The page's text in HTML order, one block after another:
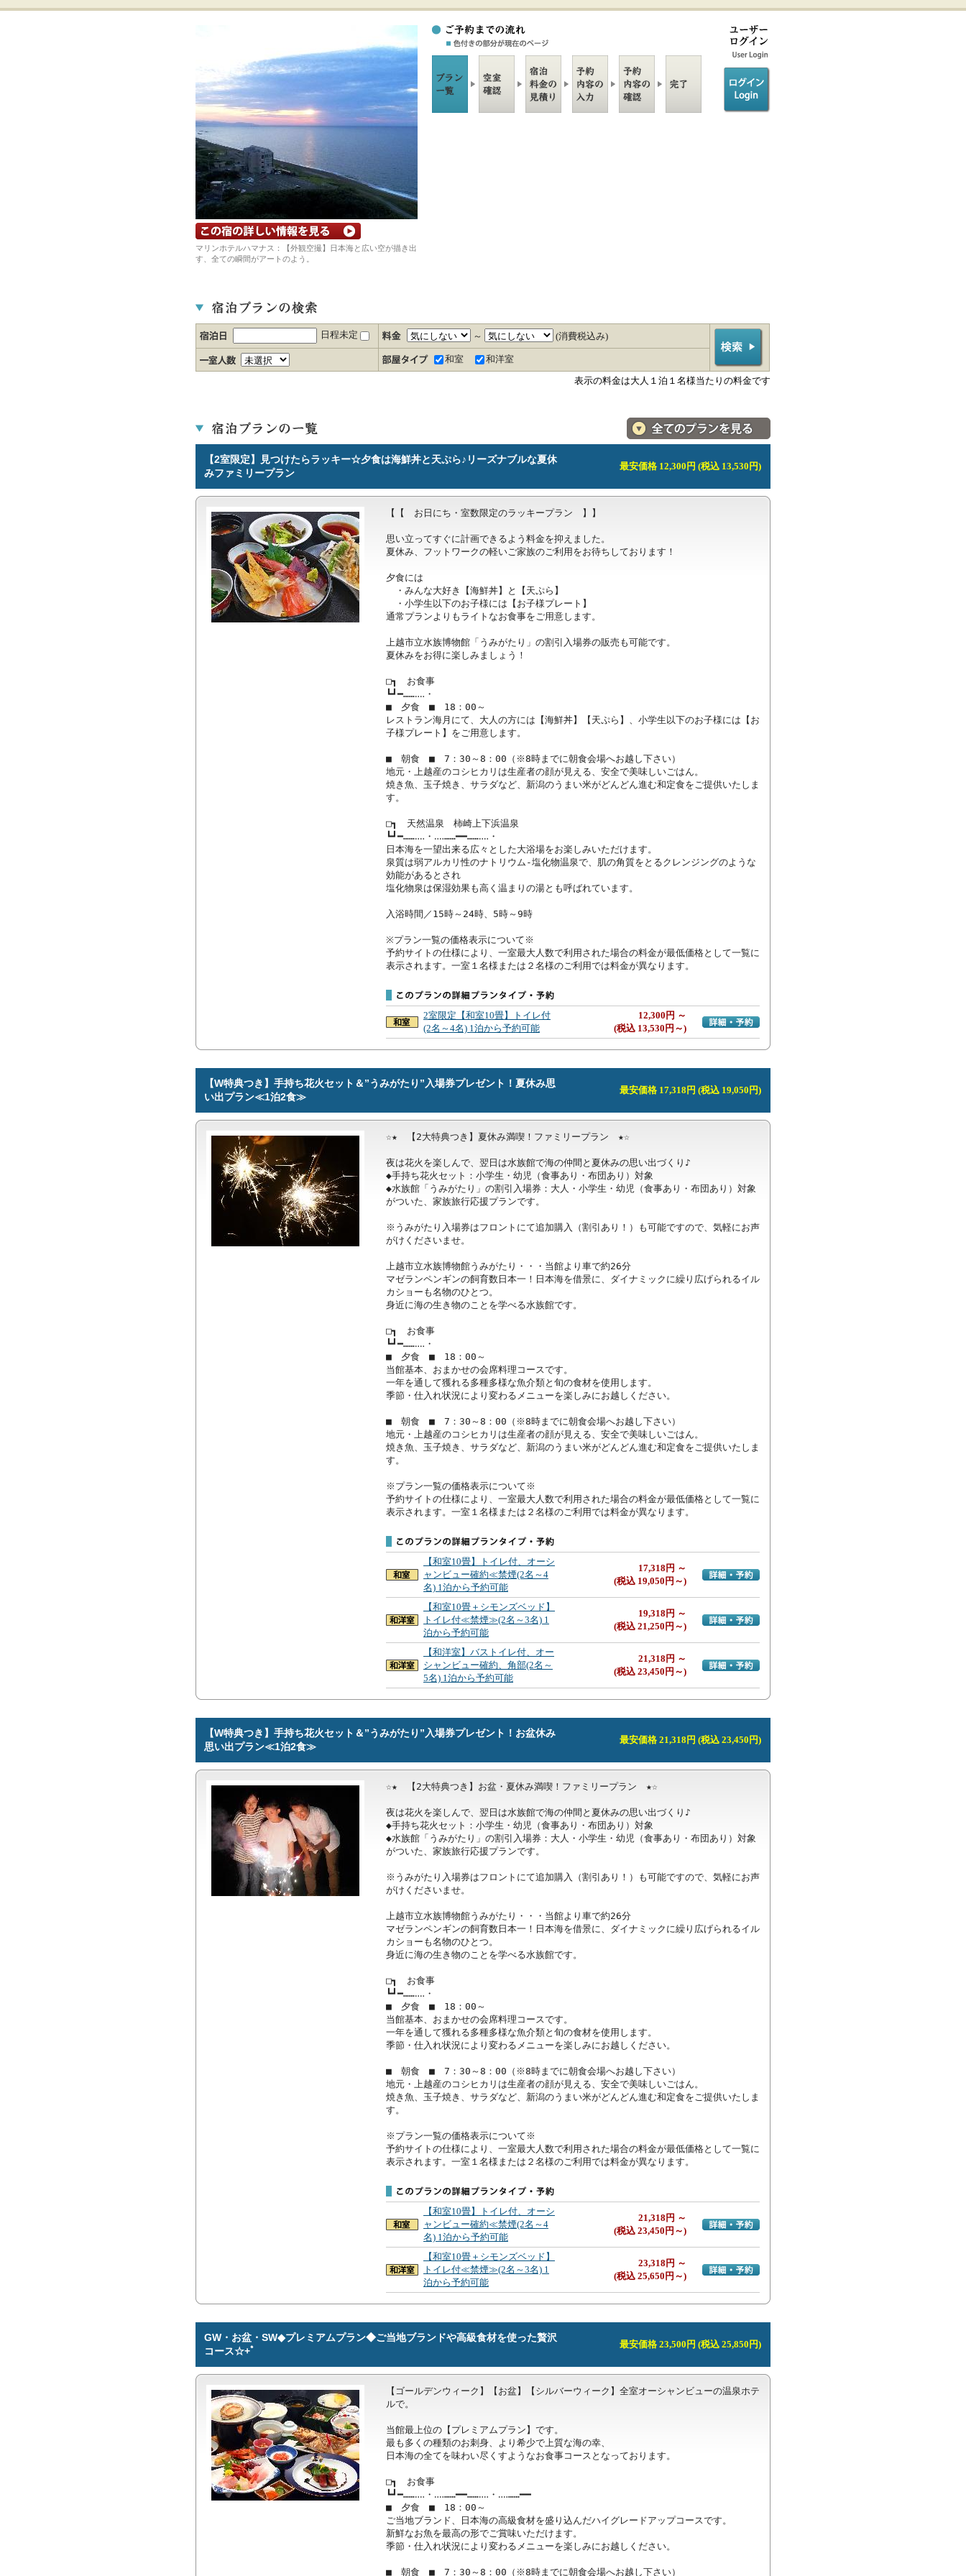
宿の詳細ホームページを見る
マリンホテルハマナス：【外観空撮】日本海と広い空が描き出
す、全ての瞬間がアートのよう。
日程未定 ～ (消費税込み)
和室
和洋室
表示の料金は大人１泊１名様当たりの料金です
料金・宿泊プラン一覧へ
【2室限定】見つけたらラッキー☆夕食は海鮮丼と天ぷら♪リーズナブルな夏休
みファミリープラン
最安価格 12,300円 (税込 13,530円)
【【　お日にち・室数限定のラッキープラン　】】
思い立ってすぐに計画できるよう料金を抑えました。
夏休み、フットワークの軽いご家族のご利用をお待ちしております！
夕食には
・みんな大好き【海鮮丼】と【天ぷら】
・小学生以下のお子様には【お子様プレート】
通常プランよりもライトなお食事をご用意します。
上越市立水族博物館「うみがたり」の割引入場券の販売も可能です。
夏休みをお得に楽しみましょう！
□┓　お食事
┗┛━……‥‥・
■　夕食　■　18：00～
レストラン海月にて、大人の方には【海鮮丼】【天ぷら】、小学生以下のお子様には【お
子様プレート】をご用意します。
■　朝食　■　7：30～8：00（※8時までに朝食会場へお越し下さい）
地元・上越産のコシヒカリは生産者の顔が見える、安全で美味しいごはん。
焼き魚、玉子焼き、サラダなど、新潟のうまい米がどんどん進む和定食をご提供いたしま
す。
□┓　天然温泉　柿崎上下浜温泉
┗┛━……‥‥・‥‥……━━……‥‥・
日本海を一望出来る広々とした大浴場をお楽しみいただけます。
泉質は弱アルカリ性のナトリウム-塩化物温泉で、肌の角質をとるクレンジングのような
効能があるとされ
塩化物泉は保湿効果も高く温まりの湯とも呼ばれています。
入浴時間／15時～24時、5時～9時
※プラン一覧の価格表示について※
予約サイトの仕様により、一室最大人数で利用された場合の料金が最低価格として一覧に
表示されます。一室１名様または２名様のご利用では料金が異なります。
2室限定【和室10畳】トイレ付
(2名～4名) 1泊から予約可能
12,300円 ～
(税込 13,530円～)
詳細・予約へ
【W特典つき】手持ち花火セット＆”うみがたり”入場券プレゼント！夏休み思
い出プラン≪1泊2食≫
最安価格 17,318円 (税込 19,050円)
☆★　【2大特典つき】夏休み満喫！ファミリープラン　★☆
夜は花火を楽しんで、翌日は水族館で海の仲間と夏休みの思い出づくり♪
◆手持ち花火セット：小学生・幼児（食事あり・布団あり）対象
◆水族館「うみがたり」の割引入場券：大人・小学生・幼児（食事あり・布団あり）対象
がついた、家族旅行応援プランです。
※うみがたり入場券はフロントにて追加購入（割引あり！）も可能ですので、気軽にお声
がけくださいませ。
上越市立水族博物館うみがたり・・・当館より車で約26分
マゼランペンギンの飼育数日本一！日本海を借景に、ダイナミックに繰り広げられるイル
カショーも名物のひとつ。
身近に海の生き物のことを学べる水族館です。
□┓　お食事
┗┛━……‥‥・
■　夕食　■　18：00～
当館基本、おまかせの会席料理コースです。
一年を通して獲れる多種多様な魚介類と旬の食材を使用します。
季節・仕入れ状況により変わるメニューを楽しみにお越しください。
■　朝食　■　7：30～8：00（※8時までに朝食会場へお越し下さい）
地元・上越産のコシヒカリは生産者の顔が見える、安全で美味しいごはん。
焼き魚、玉子焼き、サラダなど、新潟のうまい米がどんどん進む和定食をご提供いたしま
す。
※プラン一覧の価格表示について※
予約サイトの仕様により、一室最大人数で利用された場合の料金が最低価格として一覧に
表示されます。一室１名様または２名様のご利用では料金が異なります。
【和室10畳】トイレ付、オーシ
ャンビュー確約≪禁煙(2名～4
名) 1泊から予約可能
17,318円 ～
(税込 19,050円～)
詳細・予約へ
【和室10畳＋シモンズベッド】
トイレ付≪禁煙≫(2名～3名) 1
泊から予約可能
19,318円 ～
(税込 21,250円～)
詳細・予約へ
【和洋室】バストイレ付、オー
シャンビュー確約、角部(2名～
5名) 1泊から予約可能
21,318円 ～
(税込 23,450円～)
詳細・予約へ
【W特典つき】手持ち花火セット＆”うみがたり”入場券プレゼント！お盆休み
思い出プラン≪1泊2食≫
最安価格 21,318円 (税込 23,450円)
☆★　【2大特典つき】お盆・夏休み満喫！ファミリープラン　★☆
夜は花火を楽しんで、翌日は水族館で海の仲間と夏休みの思い出づくり♪
◆手持ち花火セット：小学生・幼児（食事あり・布団あり）対象
◆水族館「うみがたり」の割引入場券：大人・小学生・幼児（食事あり・布団あり）対象
がついた、家族旅行応援プランです。
※うみがたり入場券はフロントにて追加購入（割引あり！）も可能ですので、気軽にお声
がけくださいませ。
上越市立水族博物館うみがたり・・・当館より車で約26分
マゼランペンギンの飼育数日本一！日本海を借景に、ダイナミックに繰り広げられるイル
カショーも名物のひとつ。
身近に海の生き物のことを学べる水族館です。
□┓　お食事
┗┛━……‥‥・
■　夕食　■　18：00～
当館基本、おまかせの会席料理コースです。
一年を通して獲れる多種多様な魚介類と旬の食材を使用します。
季節・仕入れ状況により変わるメニューを楽しみにお越しください。
■　朝食　■　7：30～8：00（※8時までに朝食会場へお越し下さい）
地元・上越産のコシヒカリは生産者の顔が見える、安全で美味しいごはん。
焼き魚、玉子焼き、サラダなど、新潟のうまい米がどんどん進む和定食をご提供いたしま
す。
※プラン一覧の価格表示について※
予約サイトの仕様により、一室最大人数で利用された場合の料金が最低価格として一覧に
表示されます。一室１名様または２名様のご利用では料金が異なります。
【和室10畳】トイレ付、オーシ
ャンビュー確約≪禁煙(2名～4
名) 1泊から予約可能
21,318円 ～
(税込 23,450円～)
詳細・予約へ
【和室10畳＋シモンズベッド】
トイレ付≪禁煙≫(2名～3名) 1
泊から予約可能
23,318円 ～
(税込 25,650円～)
詳細・予約へ
GW・お盆・SW◆プレミアムプラン◆ご当地ブランドや高級食材を使った贅沢
コース☆+ﾟ
最安価格 23,500円 (税込 25,850円)
【ゴールデンウィーク】【お盆】【シルバーウィーク】全室オーシャンビューの温泉ホテ
ルで。
当館最上位の【プレミアムプラン】です。
最も多くの種類のお刺身、より希少で上質な海の幸、
日本海の全てを味わい尽くすようなお食事コースとなっております。
□┓　お食事
┗┛━……‥‥・‥‥……━━……‥‥・‥‥……━━
■　夕食　■　18：00～
ご当地ブランド、日本海の高級食材を盛り込んだハイグレードアップコースです。
新鮮なお魚を最高の形でご賞味いただけます。
季節・仕入れ状況により変わるメニューを楽しみにお越しください。
■　朝食　■　7：30～8：00（※8時までに朝食会場へお越し下さい）